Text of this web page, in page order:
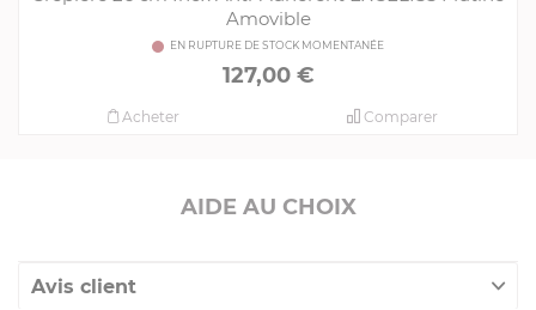
Amovible
EN RUPTURE DE STOCK MOMENTANÉE
127,00 €
Comparer
Acheter
AIDE AU CHOIX
Avis client